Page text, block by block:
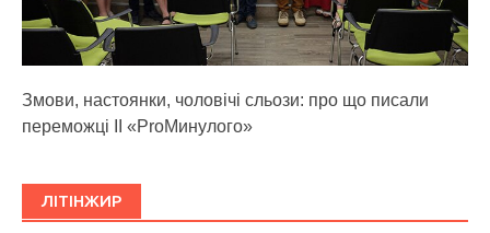
Змови, настоянки, чоловічі сльози: про що писали
переможці ІІ «ProМинулого»
ЛІТІНЖИР